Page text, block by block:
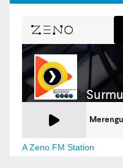
A Zeno.FM Station